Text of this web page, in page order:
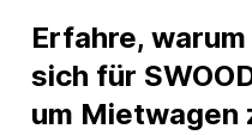
Erfahre,
sich für
um Mietwagen